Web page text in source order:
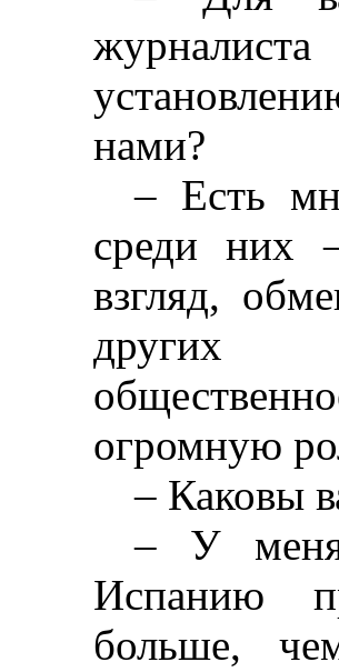
нами?
– Есть
среди них
взгляд,
других
огромную
– Каковы
– У меня
Испанию
больше,